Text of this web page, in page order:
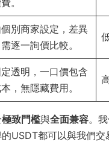
別商家設定，差異
逐一詢價比較。
透明，一口價包含
，無隱藏費用。
極致門檻與全面兼容。
USDT都可以與我們